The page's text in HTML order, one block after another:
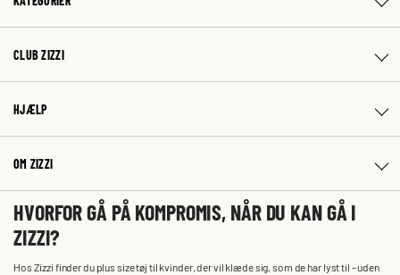
CLUB ZIZZI
HJÆLP
OM ZIZZI
HVORFOR GÅ PÅ KOMPROMIS, NÅR DU KAN GÅ I
ZIZZI?
Hos Zizzi finder du plus size tøj til kvinder, der vil klæde sig, som de har lyst til – uden